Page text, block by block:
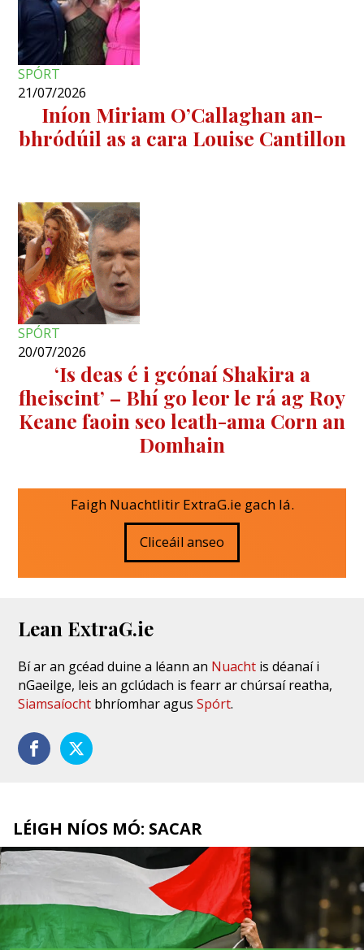
SPÓRT
21/07/2026
Iníon Miriam O’Callaghan an-
bhródúil as a cara Louise Cantillon
SPÓRT
20/07/2026
‘Is deas é i gcónaí Shakira a
fheiscint’ – Bhí go leor le rá ag Roy
Keane faoin seo leath-ama Corn an
Domhain
Faigh Nuachtlitir ExtraG.ie gach lá.
Cliceáil anseo
Lean ExtraG.ie
Bí ar an gcéad duine a léann an Nuacht is déanaí i
nGaeilge, leis an gclúdach is fearr ar chúrsaí reatha,
Siamsaíocht bhríomhar agusSpórt.
LÉIGH NÍOS MÓ: SACAR